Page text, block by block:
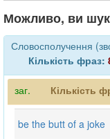
Можливо, ви
Словосполучення
Кількість фраз:
заг. Кількість
be the butt of a joke